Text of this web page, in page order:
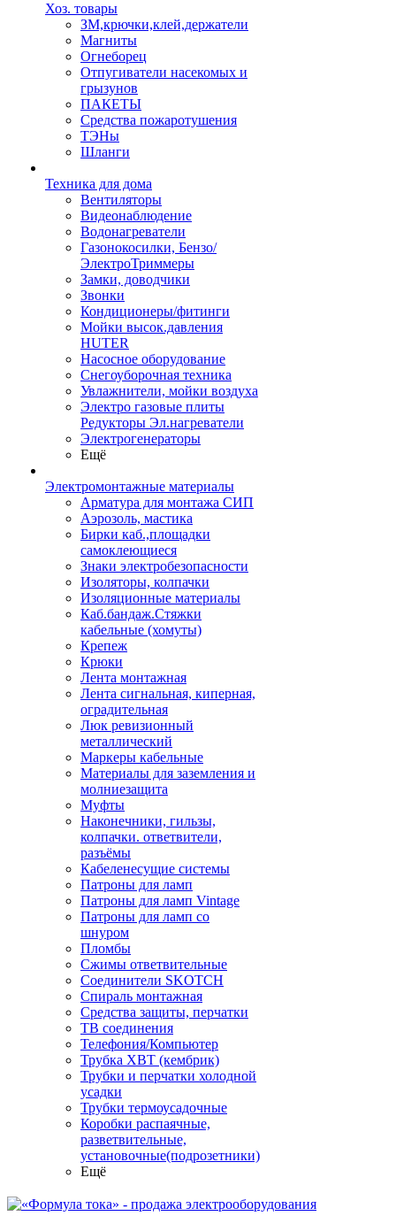
Хоз. товары
ЗМ,крючки,клей,держатели
Магниты
Огнеборец
Отпугиватели насекомых и
грызунов
ПАКЕТЫ
Средства пожаротушения
ТЭНы
Шланги
Техника для дома
Вентиляторы
Видеонаблюдение
Водонагреватели
Газонокосилки, Бензо/
ЭлектроТриммеры
Замки, доводчики
Звонки
Кондиционеры/фитинги
Мойки высок.давления
HUTER
Насосное оборудование
Снегоуборочная техника
Увлажнители, мойки воздуха
Электро газовые плиты
Редукторы Эл.нагреватели
Электрогенераторы
Ещё
Электромонтажные материалы
Арматура для монтажа СИП
Аэрозоль, мастика
Бирки каб.,площадки
самоклеющиеся
Знаки электробезопасности
Изоляторы, колпачки
Изоляционные материалы
Каб.бандаж.Стяжки
кабельные (хомуты)
Крепеж
Крюки
Лента монтажная
Лента сигнальная, киперная,
оградительная
Люк ревизионный
металлический
Маркеры кабельные
Материалы для заземления и
молниезащита
Муфты
Наконечники, гильзы,
колпачки. ответвители,
разъёмы
Кабеленесущие системы
Патроны для ламп
Патроны для ламп Vintage
Патроны для ламп со
шнуром
Пломбы
Сжимы ответвительные
Соединители SKOTCH
Спираль монтажная
Средства защиты, перчатки
ТВ соединения
Телефония/Компьютер
Трубка ХВТ (кембрик)
Трубки и перчатки холодной
усадки
Трубки термоусадочные
Коробки распаячные,
разветвительные,
установочные(подрозетники)
Ещё